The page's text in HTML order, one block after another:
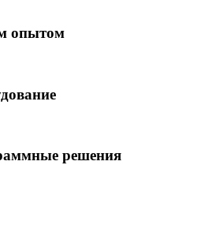
опытом
решения